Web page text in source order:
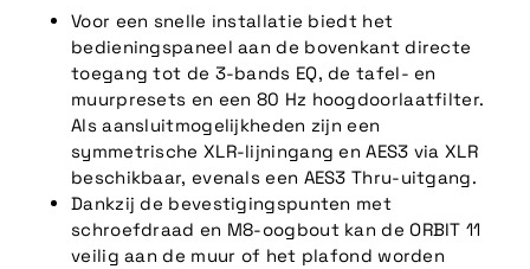
Voor een snelle installatie biedt het
bedieningspaneel aan de bovenkant directe
toegang tot de 3-bands EQ, de tafel- en
muurpresets en een 80 Hz hoogdoorlaatfilter.
Als aansluitmogelijkheden zijn een
symmetrische XLR-lijningang en AES3 via XLR
beschikbaar, evenals een AES3 Thru-uitgang.
Dankzij de bevestigingspunten met
schroefdraad en M8-oogbout kan de ORBIT 11
veilig aan de muur of het plafond worden